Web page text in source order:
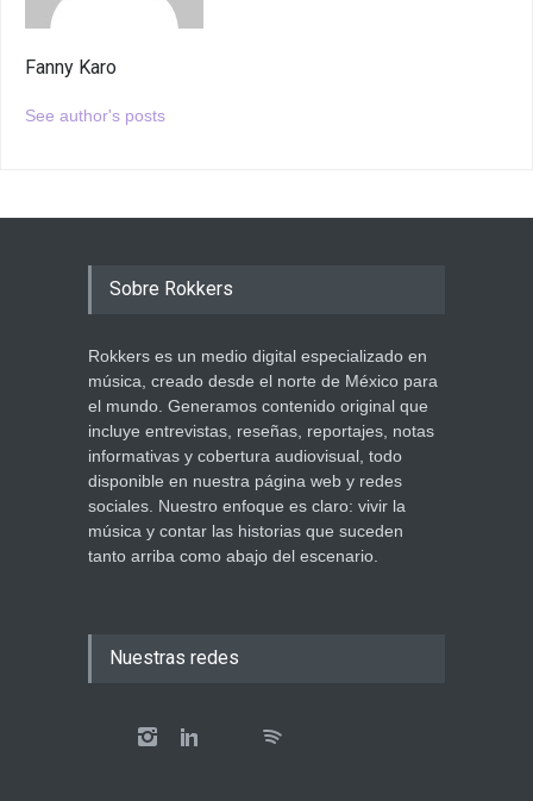
Fanny Karo
See author's posts
Sobre Rokkers
Rokkers es un medio digital especializado en
música, creado desde el norte de México para
el mundo. Generamos contenido original que
incluye entrevistas, reseñas, reportajes, notas
informativas y cobertura audiovisual, todo
disponible en nuestra página web y redes
sociales. Nuestro enfoque es claro: vivir la
música y contar las historias que suceden
tanto arriba como abajo del escenario.
Nuestras redes